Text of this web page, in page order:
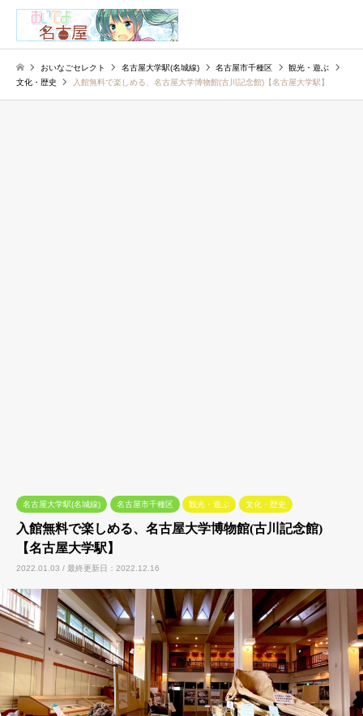
おいなごセレクト 名古屋大学駅(名城線) 名古屋市千種区
観光・遊ぶ
文化・歴史
入館無料で楽しめる、名古屋大学博物館(古川記念館)【名古屋大学駅】
名古屋大学駅(名城線) 名古屋市千種区 観光・遊ぶ 文化・歴史
入館無料で楽しめる、名古屋大学博物館(古川記念館)
【名古屋大学駅】
2022.01.03 / 最終更新日：2022.12.16